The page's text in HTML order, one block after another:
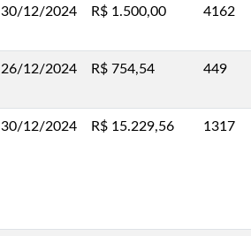
30/12/2024 R$ 1.500,00 4162
26/12/2024 R$ 754,54 449
30/12/2024 R$ 15.229,56 1317